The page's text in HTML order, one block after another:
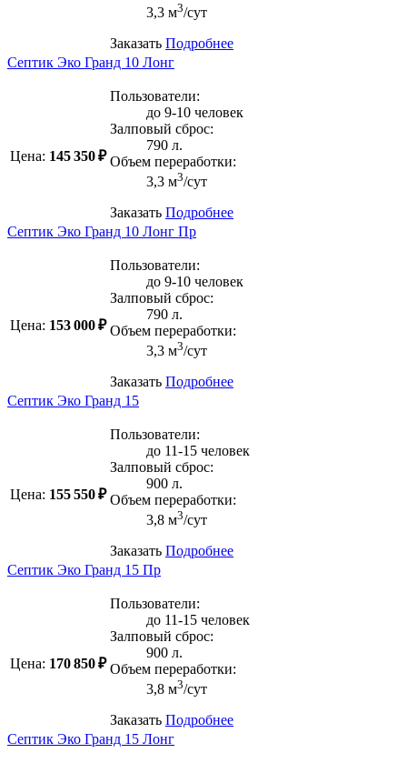
3,3 м3/сут
Заказать Подробнее
Септик Эко Гранд 10 Лонг
Цена: 145 350 ₽
Пользователи:
до 9-10 человек
Залповый сброс:
790 л.
Объем переработки:
3,3 м3/сут
Заказать Подробнее
Септик Эко Гранд 10 Лонг Пр
Цена: 153 000 ₽
Пользователи:
до 9-10 человек
Залповый сброс:
790 л.
Объем переработки:
3,3 м3/сут
Заказать Подробнее
Септик Эко Гранд 15
Цена: 155 550 ₽
Пользователи:
до 11-15 человек
Залповый сброс:
900 л.
Объем переработки:
3,8 м3/сут
Заказать Подробнее
Септик Эко Гранд 15 Пр
Цена: 170 850 ₽
Пользователи:
до 11-15 человек
Залповый сброс:
900 л.
Объем переработки:
3,8 м3/сут
Заказать Подробнее
Септик Эко Гранд 15 Лонг